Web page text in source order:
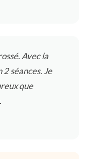
Avec la
2 séances. Je
que